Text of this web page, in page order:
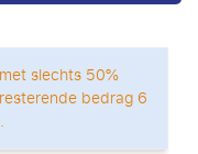
slechts 50%
bedrag 6